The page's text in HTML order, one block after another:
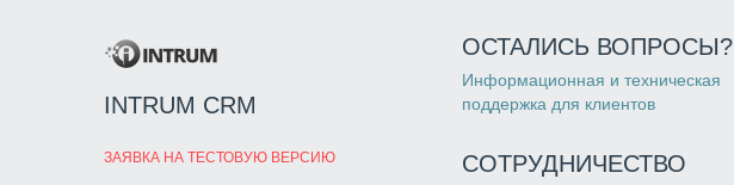
INTRUM CRM
ЗАЯВКА НА ТЕСТОВУЮ ВЕРСИЮ
ОСТАЛИСЬ ВОПРОСЫ?
Информационная и техническая
поддержка для клиентов
СОТРУДНИЧЕСТВО